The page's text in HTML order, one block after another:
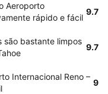
Aeroporto
rápido e fácil
9.7
são bastante limpos
9.7
Internacional Reno –
9